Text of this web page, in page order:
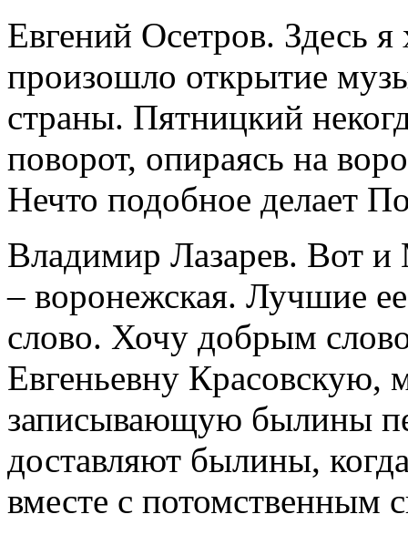
Евгений Осетров. Здесь я
произошло открытие
страны. Пятницкий
поворот, опираясь на
Нечто подобное делает
Владимир Лазарев. Вот
– воронежская. Лучшие
слово. Хочу добрым
Евгеньевну
записывающую былины
доставляют былины,
вместе с потомственным